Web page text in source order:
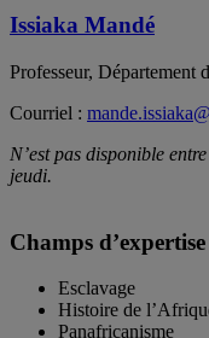
Issiaka Mandé
Professeur, Département
Courriel :
N’est pas disponible
jeudi.
Champs
Esclavage
Histoire de
Panafricanisme